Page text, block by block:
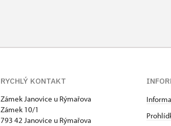
RYCHLÝ KONTAKT
Zámek Janovice u Rýmařova
Zámek 10/1
793 42 Janovice u Rýmařova